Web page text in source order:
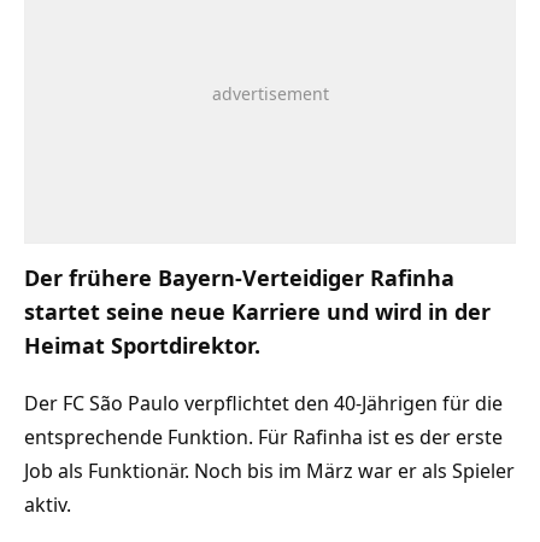
Der frühere Bayern-Verteidiger Rafinha
startet seine neue Karriere und wird in der
Heimat Sportdirektor.
Der FC São Paulo verpflichtet den 40-Jährigen für die
entsprechende Funktion. Für Rafinha ist es der erste
Job als Funktionär. Noch bis im März war er als Spieler
aktiv.